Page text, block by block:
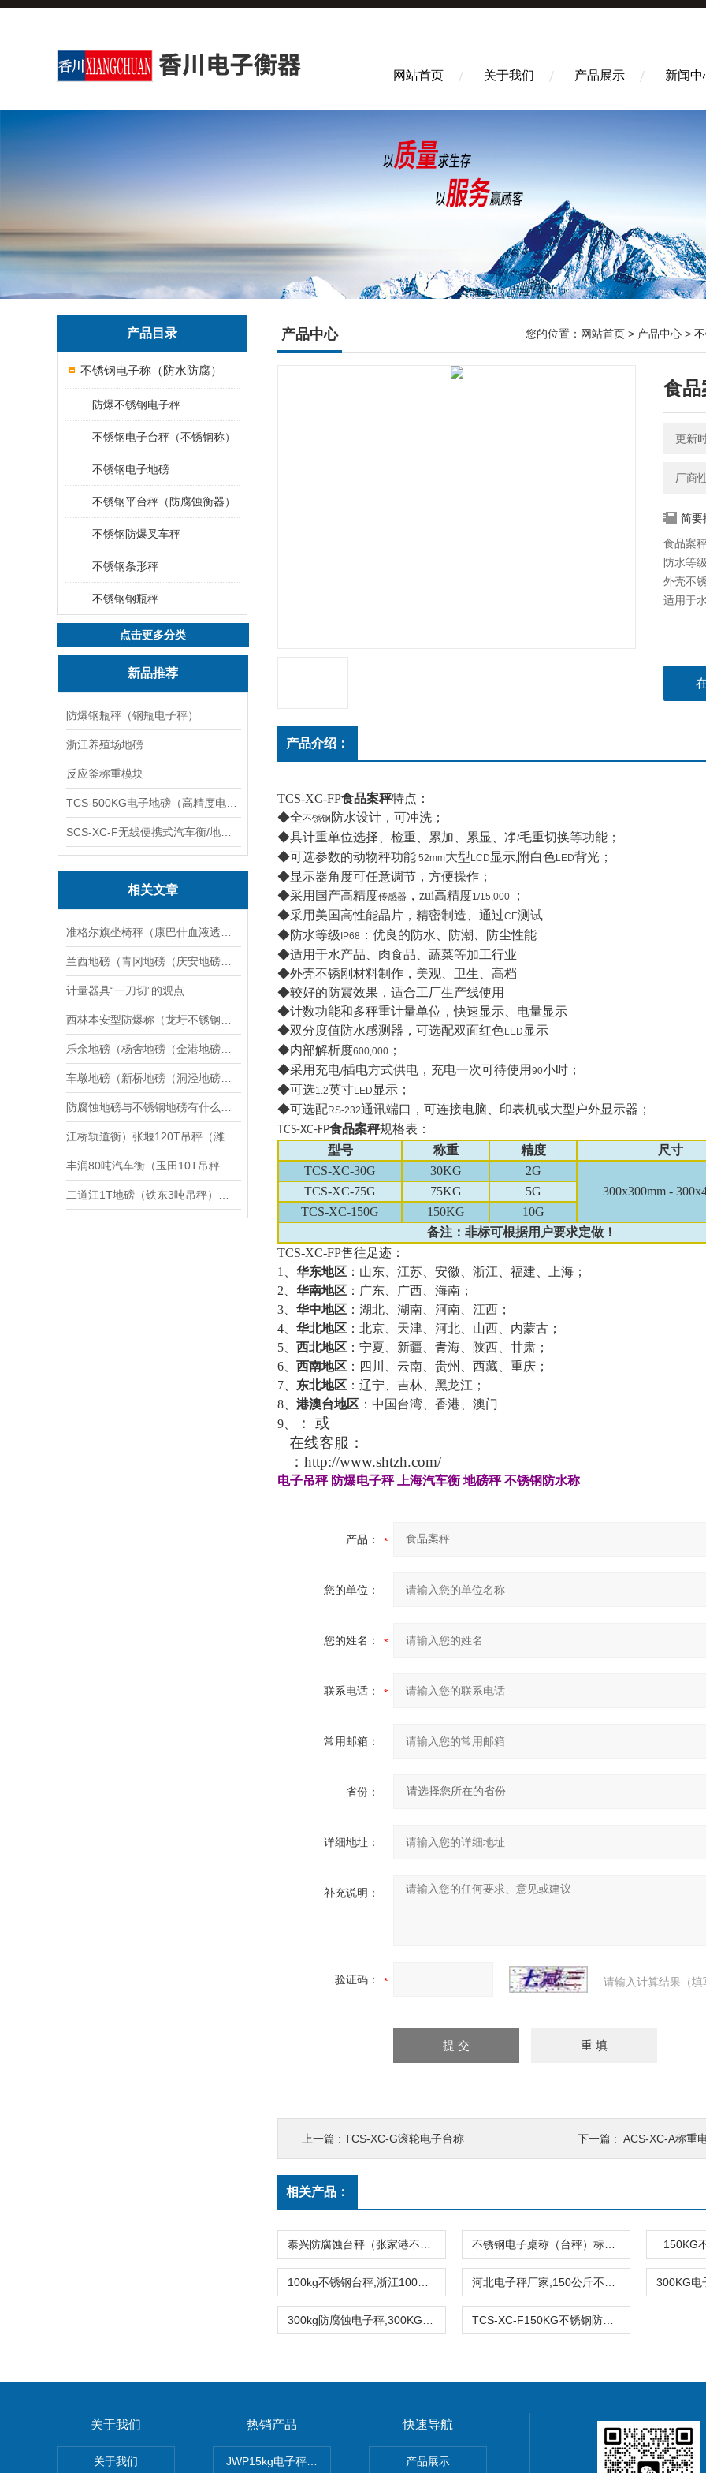
网站首页 关于我们 产品展示 新闻中
产品目录
不锈钢电子称（防水防腐）
防爆不锈钢电子秤
不锈钢电子台秤（不锈钢称）
不锈钢电子地磅
不锈钢平台秤（防腐蚀衡器）
不锈钢防爆叉车秤
不锈钢条形秤
不锈钢钢瓶秤
点击更多分类
新品推荐
防爆钢瓶秤（钢瓶电子秤）
浙江养殖场地磅
反应釜称重模块
相关文章
计量器具“一刀切”的观点
产品中心 您的位置： 网站首页 > 产品中心 >
食品
更新
厂商
简要
食品案
防水等
外壳不
适用于
产品介绍：
TCS-XC-FP食品案秤特点：
◆全不锈钢 防水设计，可冲洗；
◆具计重单位选择、检重、累加、累显、净/毛重切换等功能；
◆可选参数的动物秤功能 52mm大型 LCD 显示,附白色LED背光；
◆显示器角度可任意调节，方便操作；
◆采用国产高精度传感器 ，zui高精度1/15,000
；
◆采用美国高性能晶片，精密制造、通过CE测试
◆防水等级 IP68 ：优良的防水、防潮、防尘性能
◆适用于水产品、肉食品、蔬菜等加工行业
◆外壳不锈刚材料制作，美观、卫生、高档
◆较好的防震效果，适合工厂生产线使用
◆计数功能和多秤重计量单位，快速显示、电量显示
◆双分度值防水感测器，可选配双面红色LED 显示
◆内部解析度600,000 ；
◆采用充电/插电方式供电，充电一次可待使用 90小时；
◆可选1.2英寸LED 显示；
◆可选配RS-232通讯端口，可连接电脑、印表机或大型户外显示器；
TCS-XC-FP食品案秤规格表：
型号
称重 精度
尺寸
TCS-XC-30G 30KG
2G
300x300mm -
TCS-XC-75G 75KG
5G
TCS-XC-150G 150KG
10G
备注：非标可根据用户要求定做！
TCS-XC-FP售往足迹：
1
华东地区 ：山东、江苏、安徽、浙江、福建、上海；
2
华南地区 ：广东、广西、海南；
3
华中地区 ：湖北、湖南、河南、江西；
4
华北地区 ：北京、天津、河北、山西、内蒙古；
5
西北地区 ：宁夏、新疆、青海、陕西、甘肃；
6
西南地区 ：四川、云南、贵州、西藏、重庆；
7
东北地区 ：辽宁、吉林、黑龙江；
8
港澳台地区 ：中国台湾、香港、澳门
9
：
或
在线客服 ：
： http://www.shtzh.com/
电子吊秤 防爆电子秤 上海汽车衡 地磅秤 不锈钢防水称
产品：
您的单位：
您的姓名：
联系电话：
常用邮箱：
省份：
详细地址：
补充说明：
验证码： 请输入计算结果（
上一篇 : TCS-XC-G滚轮电子台称 下一篇 : ACS-XC-A称重
相关产品：
150KG
关于我们
关于我们
热销产品
JWP15kg电子秤价格,15公斤电子秤价钱,15KG电子称报价
快速导航
产品展示